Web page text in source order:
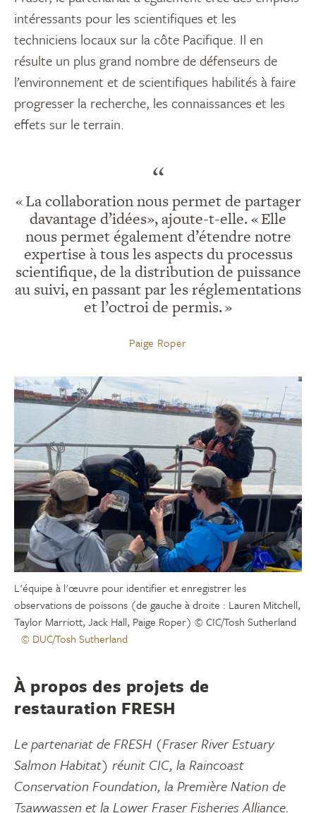
intéressants pour les scientifiques et les
techniciens locaux sur la côte Pacifique. Il en
résulte un plus grand nombre de défenseurs de
l’environnement et de scientifiques habilités à faire
progresser la recherche, les connaissances et les
effets sur le terrain.
“
« La collaboration nous permet de partager
davantage d’idées», ajoute-t-elle. « Elle
nous permet également d’étendre notre
expertise à tous les aspects du processus
scientifique, de la distribution de puissance
au suivi, en passant par les réglementations
et l’octroi de permis. »
Paige Roper
L'équipe à l'œuvre pour identifier et enregistrer les
observations de poissons (de gauche à droite : Lauren Mitchell,
Taylor Marriott, Jack Hall, Paige Roper) © CIC/Tosh Sutherland
© DUC/Tosh Sutherland
À propos des projets de
restauration FRESH
Le partenariat de FRESH (Fraser River Estuary
Salmon Habitat) réunit CIC, la Raincoast
Conservation Foundation, la Première Nation de
Tsawwassen et la Lower Fraser Fisheries Alliance.